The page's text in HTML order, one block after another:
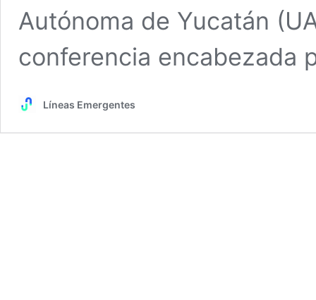
Autónoma de Yucatán
conferencia encabezada
Líneas Emergentes